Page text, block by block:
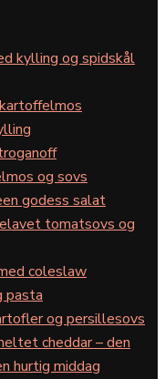
kylling og spidskål
og sovs
godess salat
tomatsovs og
coleslaw
pasta
og persillesovs
cheddar – den
hurtig middag